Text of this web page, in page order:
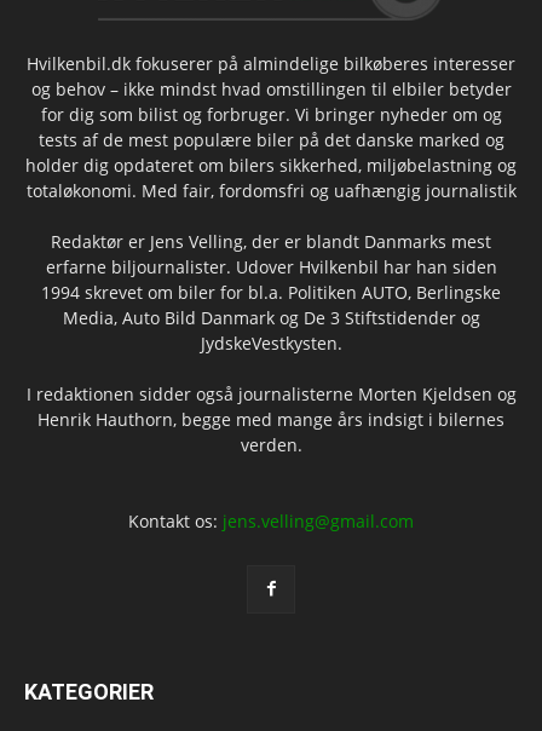
Hvilkenbil.dk fokuserer på almindelige bilkøberes interesser
og behov – ikke mindst hvad omstillingen til elbiler betyder
for dig som bilist og forbruger. Vi bringer nyheder om og
tests af de mest populære biler på det danske marked og
holder dig opdateret om bilers sikkerhed, miljøbelastning og
totaløkonomi. Med fair, fordomsfri og uafhængig journalistik
Redaktør er Jens Velling, der er blandt Danmarks mest
erfarne biljournalister. Udover Hvilkenbil har han siden
1994 skrevet om biler for bl.a. Politiken AUTO, Berlingske
Media, Auto Bild Danmark og De 3 Stiftstidender og
JydskeVestkysten.
I redaktionen sidder også journalisterne Morten Kjeldsen og
Henrik Hauthorn, begge med mange års indsigt i bilernes
verden.
Kontakt os: jens.velling@gmail.com
KATEGORIER